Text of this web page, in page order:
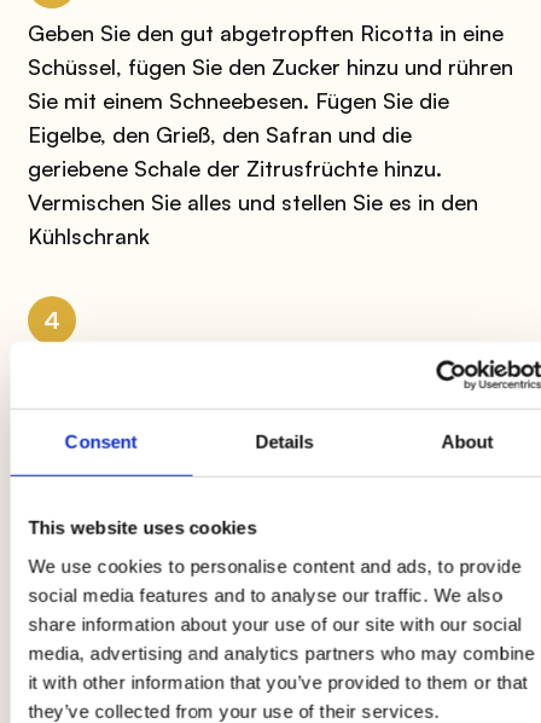
Consent Details About
This website uses cookies
We use cookies to personalise content and ads, to provide
social media features and to analyse our traffic. We also
share information about your use of our site with our social
media, advertising and analytics partners who may combine
it with other information that you’ve provided to them or that
they’ve collected from your use of their services.
Geben Sie den gut abgetropften Ricotta in eine
Schüssel, fügen Sie den Zucker hinzu und rühren
Sie mit einem Schneebesen. Fügen Sie die
Eigelbe, den Grieß, den Safran und die
geriebene Schale der Zitrusfrüchte hinzu.
Vermischen Sie alles und stellen Sie es in den
Kühlschrank
4
Nehmen Sie den Teig wieder auf und rollen Sie
ihn mit einem Nudelholz aus, bis er eine Dicke
von 1 mm hat. Schneiden Sie mit einem
Ausstecher Scheiben aus
5
Legen Sie in die Mitte jeder Scheibe einen
großzügigen Löffel der Füllung. Befeuchten Sie
die Teigränder mit Wasser und schließen Sie die
Süßigkeiten, indem Sie den Teig mit den Fingern